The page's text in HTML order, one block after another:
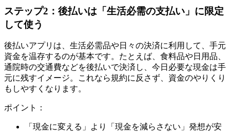
ステップ2：後払いは「生活必需の支払い」に限定
して使う
後払いアプリは、生活必需品や日々の決済に利用して、手元
資金を温存するのが基本です。たとえば、食料品や日用品、
通院時の交通費などを後払いで決済し、今日必要な現金は手
元に残すイメージ。これなら規約に反さず、資金のやりくり
もしやすくなります。
ポイント：
「現金に変える」より「現金を減らさない」発想が安